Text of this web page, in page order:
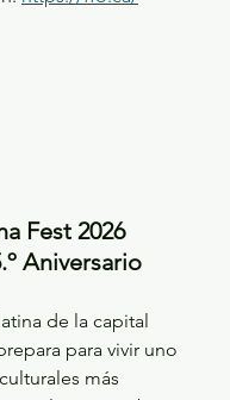
Fest 2026
Aniversario
de la capital
para vivir uno
más